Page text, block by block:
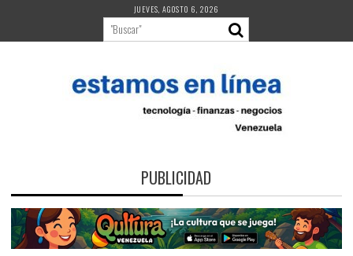
contenido
JUEVES, AGOSTO 6, 2026
PUBLICIDAD